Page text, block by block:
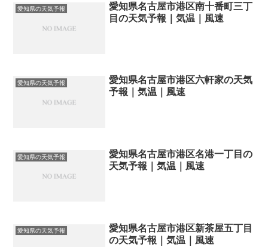
愛知県の天気予報
愛知県名古屋市港区南十番町三丁
目の天気予報｜気温｜風速
愛知県の天気予報
愛知県名古屋市港区六軒家の天気
予報｜気温｜風速
愛知県の天気予報
愛知県名古屋市港区名港一丁目の
天気予報｜気温｜風速
愛知県の天気予報
愛知県名古屋市港区新茶屋五丁目
の天気予報｜気温｜風速